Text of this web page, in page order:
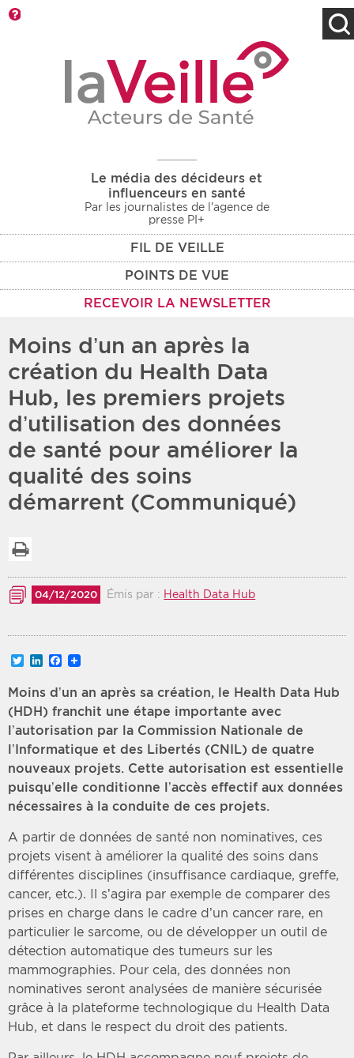
Le média des décideurs et
influenceurs en santé
Par les journalistes de l'agence de
presse PI+
FIL DE VEILLE
POINTS DE VUE
RECEVOIR LA NEWSLETTER
Rendez-vous des 7
prochains jours
Recherche par mots clés
Type d'information
Rendez-vous
Protection sociale
Médico-social
Zone géographique
Période
Choisir une date de débutChoisir une date de finChronologique
Inversé
Moins d’un an après la
création du Health Data
Hub, les premiers projets
d’utilisation des données
de santé pour améliorer la
qualité des soins
démarrent (Communiqué)
04/12/2020 Émis par : Health Data Hub
TwitterLinkedInFacebook
Moins d’un an après sa création, le Health Data Hub
(HDH) franchit une étape importante avec
l’autorisation par la Commission Nationale de
l’Informatique et des Libertés (CNIL) de quatre
nouveaux projets. Cette autorisation est essentielle
puisqu’elle conditionne l’accès effectif aux données
nécessaires à la conduite de ces projets.
A partir de données de santé non nominatives, ces
projets visent à améliorer la qualité des soins dans
différentes disciplines (insuffisance cardiaque, greffe,
cancer, etc.). Il s’agira par exemple de comparer des
prises en charge dans le cadre d’un cancer rare, en
particulier le sarcome, ou de développer un outil de
détection automatique des tumeurs sur les
mammographies. Pour cela, des données non
nominatives seront analysées de manière sécurisée
grâce à la plateforme technologique du Health Data
Hub, et dans le respect du droit des patients.